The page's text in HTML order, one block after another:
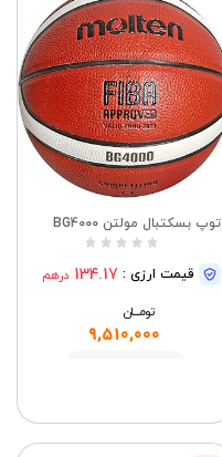
توپ بسکتبال مولتن BG4000
قیمت ارزی : 134.17 درهم
تومــــــان
9,510,000